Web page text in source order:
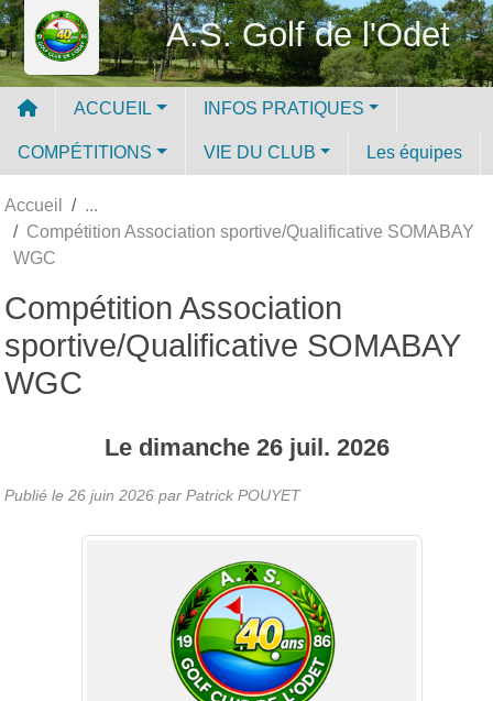
A.S. Golf de l'Odet
ACCUEIL INFOS PRATIQUES
COMPÉTITIONS VIE DU CLUB Les équipes
Accueil
Compétition Association sportive/Qualificative SOMABAY
WGC
Compétition Association
sportive/Qualificative SOMABAY
WGC
Le dimanche 26 juil. 2026
Publié le 26 juin 2026 par Patrick POUYET
Panneau de gestion des cookies